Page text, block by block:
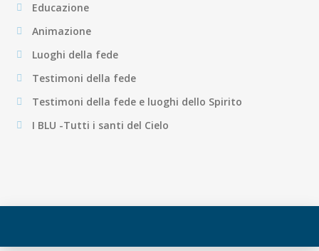
Educazione
Animazione
Luoghi della fede
Testimoni della fede
Testimoni della fede e luoghi dello Spirito
I BLU -Tutti i santi del Cielo